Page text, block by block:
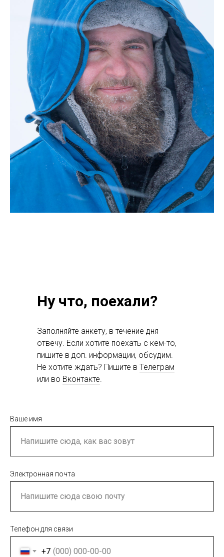
Заполняйте анкету, в течение дня
отвечу. Если хотите поехать с кем-то,
пишите в доп. информации, обсудим.
Не хотите ждать? Пишите в Телеграм
или во Вконтакте
Ну что, поехали?
Ваше имя
Электронная почта
Телефон для связи
+7